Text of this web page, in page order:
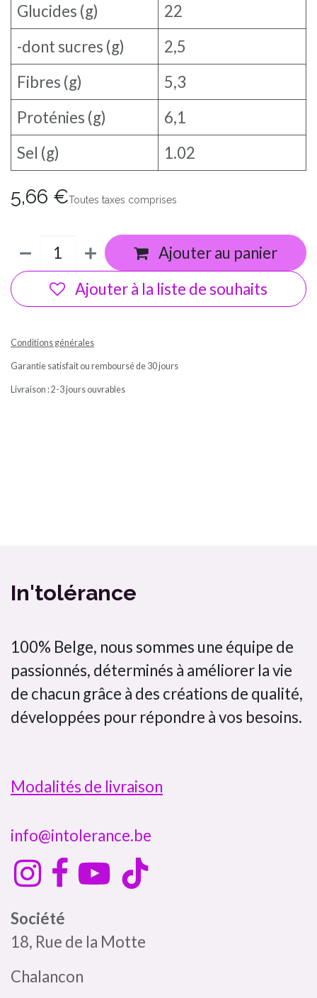
Glucides (g)
22
-dont sucres (g)
2,5
Fibres (g)
5,3
Proténies (g)
6,1
Sel (g)
1.02
5,66 €Toutes taxes comprises
Ajouter au panier
Ajouter à la liste de souhaits
Conditions générales
Garantie satisfait ou remboursé de 30 jours
Livraison : 2-3 jours ouvrables
In'tolérance
100% Belge, nous sommes une équipe de
passionnés, déterminés à améliorer la vie
de chacun grâce à des créations de qualité,
développées pour répondre à vos besoins.
Modalités de livraison
info@intolerance.be
Société
18, Rue de la Motte
Chalancon